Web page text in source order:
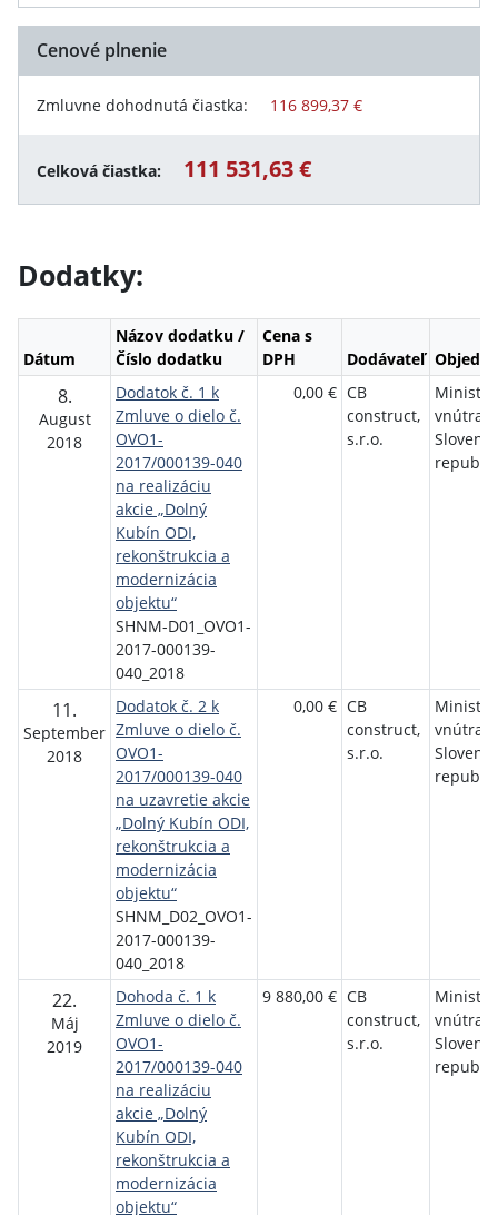
Cenové plnenie
Zmluvne dohodnutá čiastka: 116 899,37 €
Celková čiastka: 111 531,63 €
Dodatky:
Dátum
Názov dodatku /
Číslo dodatku
Cena s
DPH
Dodávateľ
8.
August
2018
Dodatok č. 1 k
Zmluve o dielo č.
OVO1-
2017/000139-040
na realizáciu
akcie „Dolný
Kubín ODI,
rekonštrukcia a
modernizácia
objektu“
SHNM-D01_OVO1-
2017-000139-
040_2018
0,00 € CB
construct,
s.r.o.
vnútra
11.
September
2018
Dodatok č. 2 k
Zmluve o dielo č.
OVO1-
2017/000139-040
na uzavretie akcie
„Dolný Kubín ODI,
rekonštrukcia a
modernizácia
objektu“
SHNM_D02_OVO1-
2017-000139-
040_2018
0,00 € CB
construct,
s.r.o.
vnútra
22.
Máj
2019
Dohoda č. 1 k
Zmluve o dielo č.
OVO1-
2017/000139-040
na realizáciu
akcie „Dolný
Kubín ODI,
rekonštrukcia a
modernizácia
objektu“
9 880,00 € CB
construct,
s.r.o.
vnútra